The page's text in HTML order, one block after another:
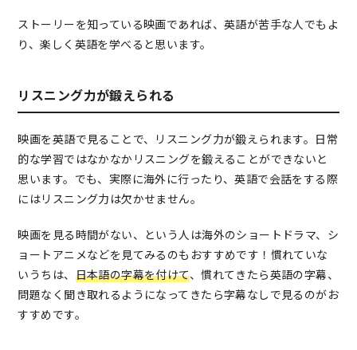
ストーリーを知っている映画であれば、英語が苦手な人でもよ
り、楽しく英語を学べると思います。
リスニング力が鍛えられる
映画を英語で見ることで、リスニング力が鍛えられます。日常
的な学習ではなかなかリスニングを鍛えることができないと
思います。でも、実際に海外に行ったり、英語で会話をする際
にはリスニング力は欠かせません。
映画を見る時間がない、という人は海外のショートドラマ、シ
ョートアニメなどを見てみるのもおすすめです！慣れていな
いうちは、 日本語の字幕を付けて、慣れてきたら英語の字幕、
問題なく聞き取れるようになってきたら字幕なしで見るのがお
すすめです。